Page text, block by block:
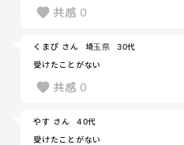
共感 0
くまぴ さん 埼玉県
30代
受けたことがない
共感 0
やす さん
40代
受けたことがない